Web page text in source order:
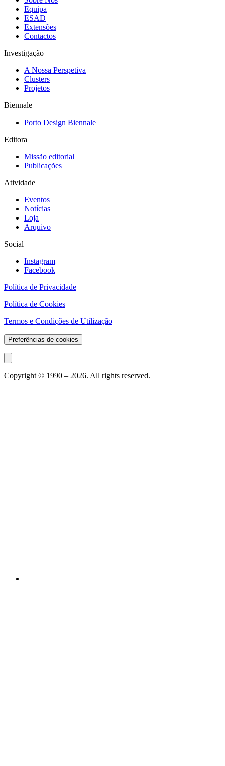
Equipa
ESAD
Extensões
Contactos
Investigação
A Nossa Perspetiva
Clusters
Projetos
Biennale
Porto Design Biennale
Editora
Missão editorial
Publicações
Atividade
Eventos
Notícias
Loja
Arquivo
Social
Instagram
Facebook
Política de Privacidade
Política de Cookies
Termos e Condições de Utilização
Preferências de cookies
Copyright © 1990 – 2026. All rights reserved.